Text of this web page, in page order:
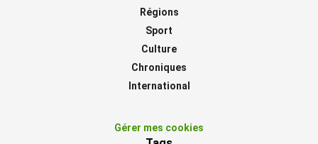
Régions
Sport
Culture
Chroniques
International
Gérer mes cookies